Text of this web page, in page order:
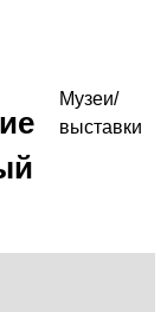
Музеи/
выставки